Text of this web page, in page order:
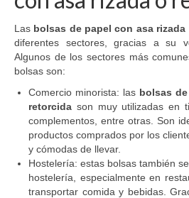
Las bolsas de papel con asa
diferentes sectores, gracias a su
Algunos de los sectores más
bolsas son:
Comercio minorista: las bolsas
retorcida son muy utilizadas en
complementos, entre otras. Son
productos comprados por los
y cómodas de llevar.
Hostelería: estas bolsas también
hostelería, especialmente en
transportar comida y bebidas.